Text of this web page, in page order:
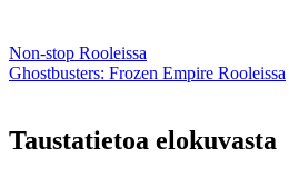
Non-stop Rooleissa
Ghostbusters: Frozen Empire Rooleissa
Taustatietoa elokuvasta